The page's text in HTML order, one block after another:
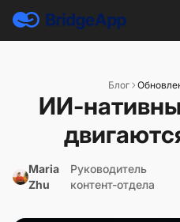
Блог
ИИ-
Maria
Zhu
Руководитель
контент-отдела